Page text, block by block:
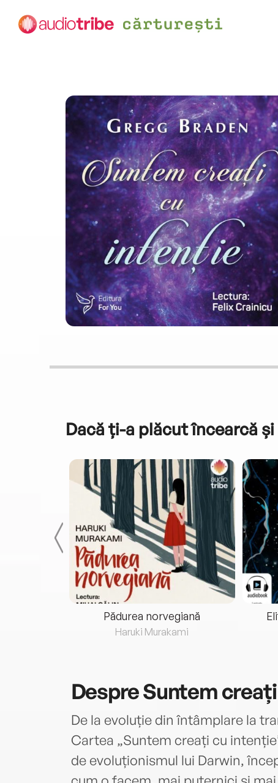
Dacă ți-a plăcut încearcă și
Pădurea norvegiană
Haruki Murakami
DespreSuntem
De la evoluție din întâmplare la
Cartea „Suntem creați cu
de evoluționismul lui Darwin,